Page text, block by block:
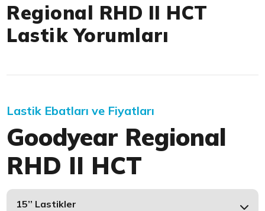
Regional RHD II HCT
Lastik Yorumları
Lastik Ebatları ve Fiyatları
Goodyear Regional
RHD II HCT
15’’ Lastikler